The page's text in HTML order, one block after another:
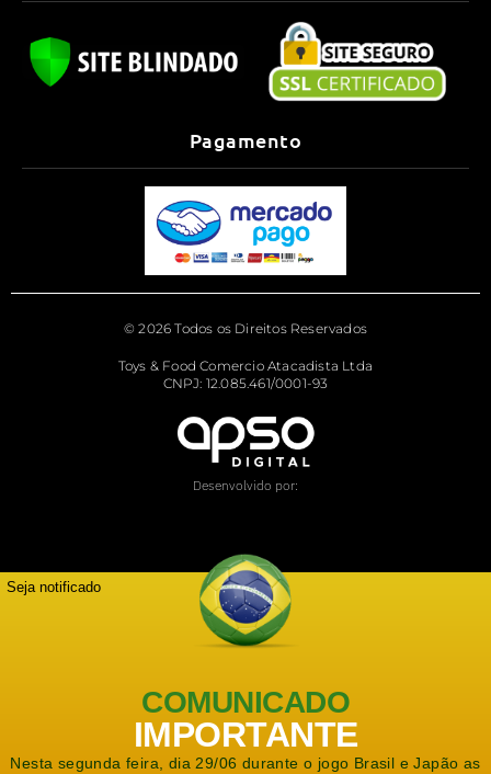
Pagamento
© 2026 Todos os Direitos Reservados
Toys & Food Comercio Atacadista Ltda
CNPJ: 12.085.461/0001-93
Desenvolvido por:
Seja notificado
COMUNICADO
IMPORTANTE
Nesta segunda feira, dia 29/06 durante o jogo Brasil e Japão as